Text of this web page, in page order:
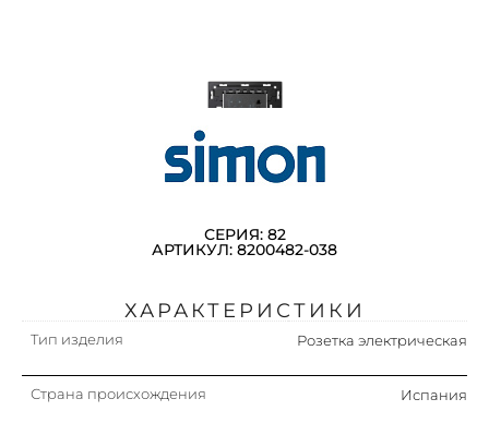
СЕРИЯ: 82
АРТИКУЛ: 8200482-038
ХАРАКТЕРИСТИКИ
Тип изделия Розетка электрическая
Страна происхождения Испания